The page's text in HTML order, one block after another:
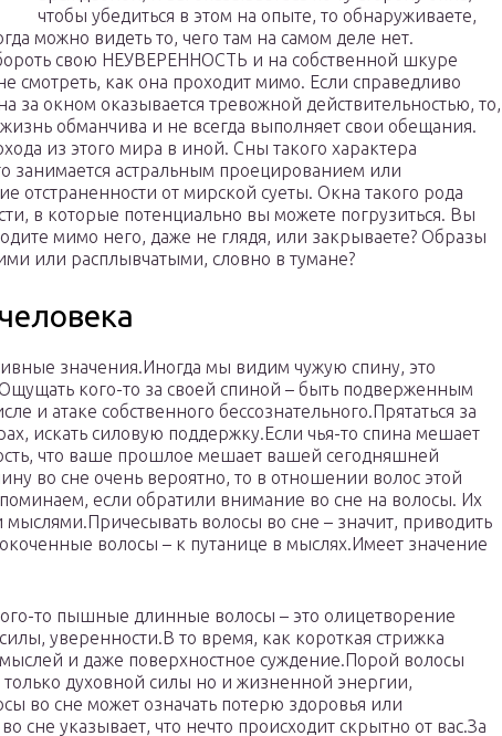
чтобы убедиться в этом на опыте, то обнаруживаете,
можно видеть то, чего там на самом деле нет.
свою НЕУВЕРЕННОСТЬ и на собственной шкуре
смотреть, как она проходит мимо. Если справедливо
за окном оказывается тревожной действительностью, то,
обманчива и не всегда выполняет свои обещания.
из этого мира в иной. Сны такого характера
занимается астральным проецированием или
отстраненности от мирской суеты. Окна такого рода
в которые потенциально вы можете погрузиться. Вы
мимо него, даже не глядя, или закрываете? Образы
или расплывчатыми, словно в тумане?
значения.Иногда мы видим чужую спину, это
кого-то за своей спиной – быть подверженным
и атаке собственного бессознательного.Прятаться за
искать силовую поддержку.Если чья-то спина мешает
что ваше прошлое мешает вашей сегодняшней
во сне очень вероятно, то в отношении волос этой
если обратили внимание во сне на волосы. Их
волосы во сне – значит, приводить
волосы – к путанице в мыслях.Имеет значение
то пышные длинные волосы – это олицетворение
уверенности.В то время, как короткая стрижка
и даже поверхностное суждение.Порой волосы
духовной силы но и жизненной энергии,
во сне может означать потерю здоровья или
сне указывает, что нечто происходит скрытно от вас.За